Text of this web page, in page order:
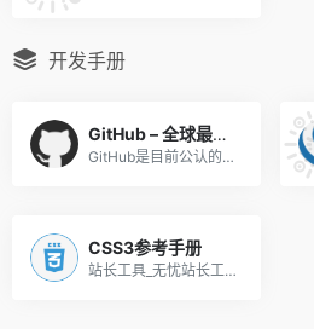
开发手册
GitHub – 全球最大开源网站
GitHub是目前公认的全球最大开源代码托管平台，拥有数百万开源项目和庞大的开发者社区。
CSS3参考手册
站长工具_无忧站长工具箱